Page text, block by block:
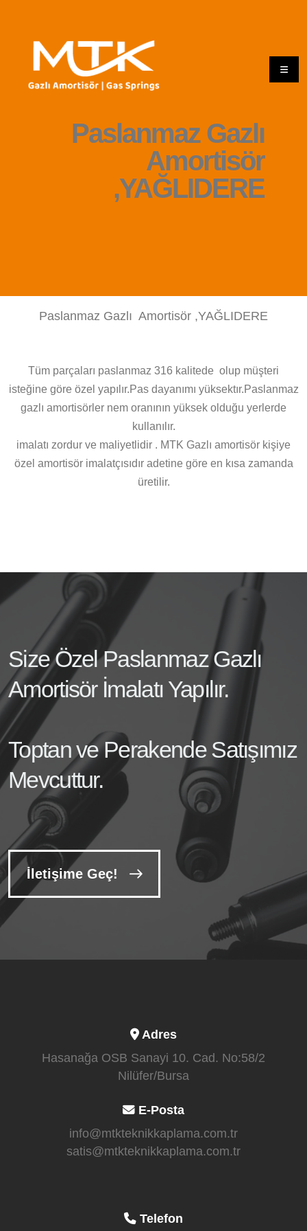
Paslanmaz Gazlı
Amortisör
,YAĞLIDERE
Paslanmaz Gazlı Amortisör ,YAĞLIDERE
Tüm parçaları paslanmaz 316 kalitede olup müşteri
isteğine göre özel yapılır.Pas dayanımı yüksektır.Paslanmaz
gazlı amortisörler nem oranının yüksek olduğu yerlerde
kullanılır.
imalatı zordur ve maliyetlidir . MTK Gazlı amortisör kişiye
özel amortisör imalatçısıdır adetine göre en kısa zamanda
üretilir.
Size Özel Paslanmaz Gazlı
Amortisör İmalatı Yapılır.
Toptan ve Perakende Satışımız
Mevcuttur.
İletişime Geç!
Adres
Hasanağa OSB Sanayi 10. Cad. No:58/2
Nilüfer/Bursa
E-Posta
info@mtkteknikkaplama.com.tr
satis@mtkteknikkaplama.com.tr
Telefon